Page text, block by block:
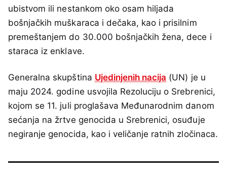
ubistvom ili nestankom oko osam hiljada
bošnjačkih muškaraca i dečaka, kao i prisilnim
premeštanjem do 30.000 bošnjačkih žena, dece i
staraca iz enklave.
Generalna skupština Ujedinjenih nacija (UN) je u
maju 2024. godine usvojila Rezoluciju o Srebrenici,
kojom se 11. juli proglašava Međunarodnim danom
sećanja na žrtve genocida u Srebrenici, osuđuje
negiranje genocida, kao i veličanje ratnih zločinaca.